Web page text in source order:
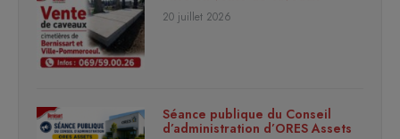
20 juillet 2026
Séance publique du Conseil
d’administration d’ORES Assets